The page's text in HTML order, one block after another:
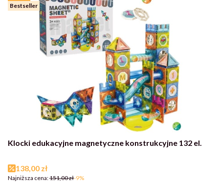
Bestseller
Klocki edukacyjne magnetyczne konstrukcyjne 132 el.
Cena promocyjna
138,00 zł
Najniższa cena:151,00 zł-9%